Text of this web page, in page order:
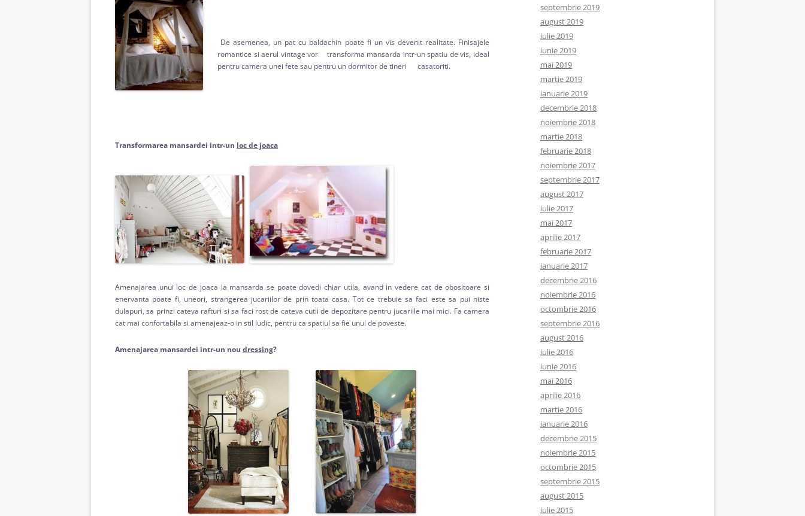
De asemenea, un pat cu baldachin poate fi un vis devenit realitate. Finisajele
romantice si aerul vintage vor transforma mansarda intr-un spatiu de vis, ideal
pentru camera unei fete sau pentru un dormitor de tineri casatoriti.
Transformarea mansardei intr-un loc de joaca
Amenajarea unui loc de joaca la mansarda se poate dovedi chiar utila, avand in vedere cat de obositoare si
enervanta poate fi, uneori, strangerea jucariilor de prin toata casa. Tot ce trebuie sa faci este sa pui niste
dulapuri, sa prinzi cateva rafturi si sa faci rost de cateva cutii de depozitare pentru jucariile mai mici. Fa camera
cat mai confortabila si amenajeaz-o in stil ludic, pentru ca spatiul sa fie unul de poveste.
Amenajarea mansardei intr-un nou dressing?
septembrie 2019
august 2019
iulie 2019
iunie 2019
mai 2019
martie 2019
ianuarie 2019
decembrie 2018
noiembrie 2018
martie 2018
februarie 2018
noiembrie 2017
septembrie 2017
august 2017
iulie 2017
mai 2017
aprilie 2017
februarie 2017
ianuarie 2017
decembrie 2016
noiembrie 2016
octombrie 2016
septembrie 2016
august 2016
iulie 2016
iunie 2016
mai 2016
aprilie 2016
martie 2016
ianuarie 2016
decembrie 2015
noiembrie 2015
octombrie 2015
septembrie 2015
august 2015
iulie 2015